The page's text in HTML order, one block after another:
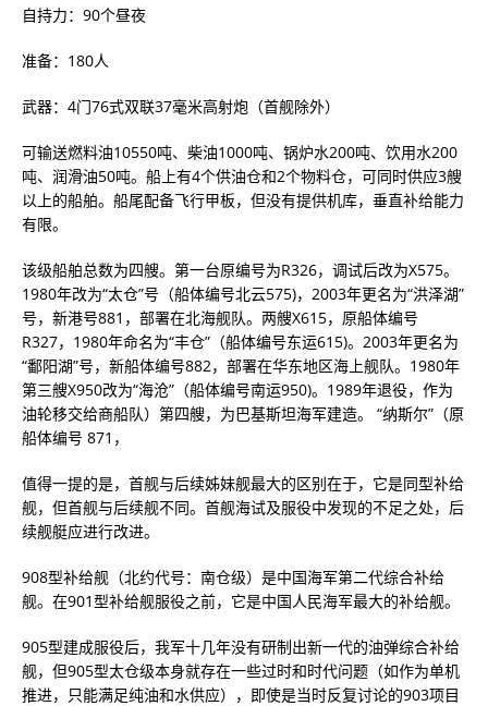
自持力：90个昼夜
准备：180人
武器：4门76式双联37毫米高射炮（首舰除外）
可输送燃料油10550吨、柴油1000吨、锅炉水200吨、饮用水200
吨、润滑油50吨。船上有4个供油仓和2个物料仓，可同时供应3艘
以上的船舶。船尾配备飞行甲板，但没有提供机库，垂直补给能力
有限。
该级船舶总数为四艘。第一台原编号为R326，调试后改为X575。
1980年改为“太仓”号（船体编号北云575)，2003年更名为“洪泽湖”
号，新港号881，部署在北海舰队。两艘X615，原船体编号
R327，1980年命名为“丰仓”（船体编号东运615)。2003年更名为
“鄱阳湖”号，新船体编号882，部署在华东地区海上舰队。1980年
第三艘X950改为“海沧”（船体编号南运950)。1989年退役，作为
油轮移交给商船队）第四艘，为巴基斯坦海军建造。 “纳斯尔”（原
船体编号 871，
值得一提的是，首舰与后续姊妹舰最大的区别在于，它是同型补给
舰，但首舰与后续舰不同。首舰海试及服役中发现的不足之处，后
续舰艇应进行改进。
908型补给舰（北约代号：南仓级）是中国海军第二代综合补给
舰。在901型补给舰服役之前，它是中国人民海军最大的补给舰。
905型建成服役后，我军十几年没有研制出新一代的油弹综合补给
舰，但905型太仓级本身就存在一些过时和时代问题（如作为单机
推进，只能满足纯油和水供应），即使是当时反复讨论的903项目